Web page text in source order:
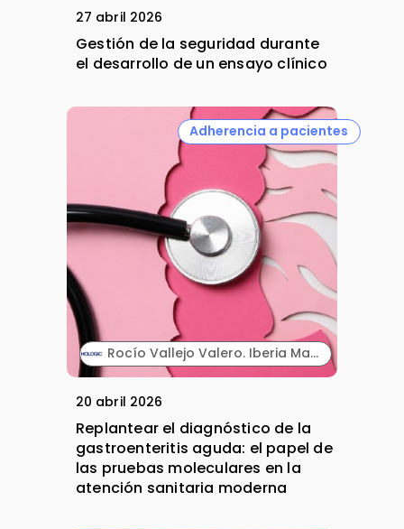
27 abril 2026
Gestión de la seguridad durante
el desarrollo de un ensayo clínico
Adherencia a pacientes
Rocío Vallejo Valero. Iberia Marketing Manager Diagnóstico. Hologic.
20 abril 2026
Replantear el diagnóstico de la
gastroenteritis aguda: el papel de
las pruebas moleculares en la
atención sanitaria moderna